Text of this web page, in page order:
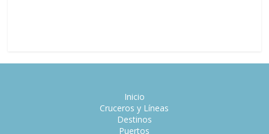
Inicio
Cruceros y Líneas
Destinos
Puertos